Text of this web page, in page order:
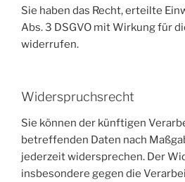
Sie haben das Recht, erteilte
Abs. 3 DSGVO mit Wirkung für
widerrufen.
Widerspruchsrecht
Sie können der künftigen
betreffenden Daten nach
jederzeit widersprechen. Der
insbesondere gegen die